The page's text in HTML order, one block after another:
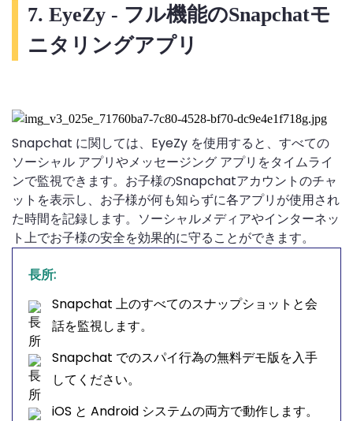
7. EyeZy - フル機能のSnapchatモ
ニタリングアプリ
Snapchat に関しては、EyeZy を使用すると、すべての
ソーシャル アプリやメッセージング アプリをタイムライ
ンで監視できます。お子様のSnapchatアカウントのチャ
ットを表示し、お子様が何も知らずに各アプリが使用され
た時間を記録します。ソーシャルメディアやインターネッ
ト上でお子様の安全を効果的に守ることができます。
長所:
Snapchat 上のすべてのスナップショットと会
話を監視します。
Snapchat でのスパイ行為の無料デモ版を入手
してください。
iOS と Android システムの両方で動作します。